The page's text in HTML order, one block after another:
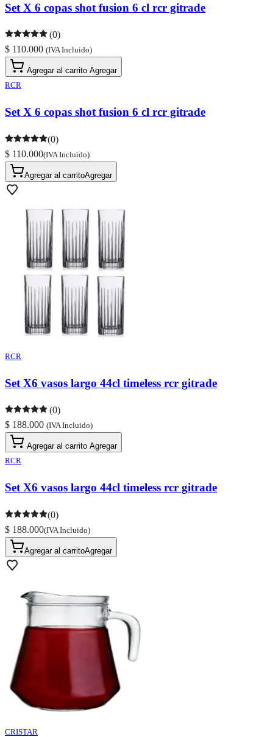
Set X 6 copas shot fusion 6 cl rcr gitrade
(0)
$ 110.000 (IVA Incluido)
Agregar al carrito Agregar
RCR
Set X 6 copas shot fusion 6 cl rcr gitrade
(0)
$ 110.000(IVA Incluido)
Agregar al carritoAgregar
RCR
Set X6 vasos largo 44cl timeless rcr gitrade
(0)
$ 188.000 (IVA Incluido)
Agregar al carrito Agregar
RCR
Set X6 vasos largo 44cl timeless rcr gitrade
(0)
$ 188.000(IVA Incluido)
Agregar al carritoAgregar
CRISTAR